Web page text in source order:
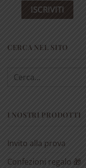
CERCA NEL SITO
Cerca:
I NOSTRI PRODOTTI
Invito alla prova
Confezioni regalo 🎁